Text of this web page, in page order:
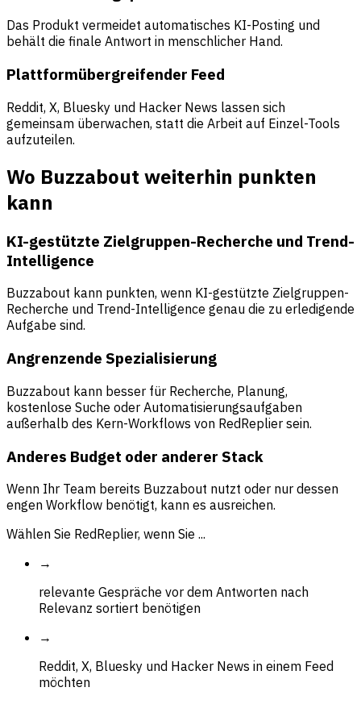
Das Produkt vermeidet automatisches KI-Posting und
behält die finale Antwort in menschlicher Hand.
Plattformübergreifender Feed
Reddit, X, Bluesky und Hacker News lassen sich
gemeinsam überwachen, statt die Arbeit auf Einzel-Tools
aufzuteilen.
Wo Buzzabout weiterhin punkten
kann
KI-gestützte Zielgruppen-Recherche und Trend-
Intelligence
Buzzabout kann punkten, wenn KI-gestützte Zielgruppen-
Recherche und Trend-Intelligence genau die zu erledigende
Aufgabe sind.
Angrenzende Spezialisierung
Buzzabout kann besser für Recherche, Planung,
kostenlose Suche oder Automatisierungsaufgaben
außerhalb des Kern-Workflows von RedReplier sein.
Anderes Budget oder anderer Stack
Wenn Ihr Team bereits Buzzabout nutzt oder nur dessen
engen Workflow benötigt, kann es ausreichen.
Wählen Sie RedReplier, wenn Sie ...
→
relevante Gespräche vor dem Antworten nach
Relevanz sortiert benötigen
→
Reddit, X, Bluesky und Hacker News in einem Feed
möchten